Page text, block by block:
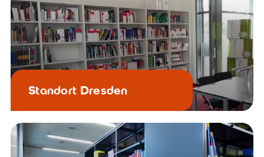
Standort Dresden